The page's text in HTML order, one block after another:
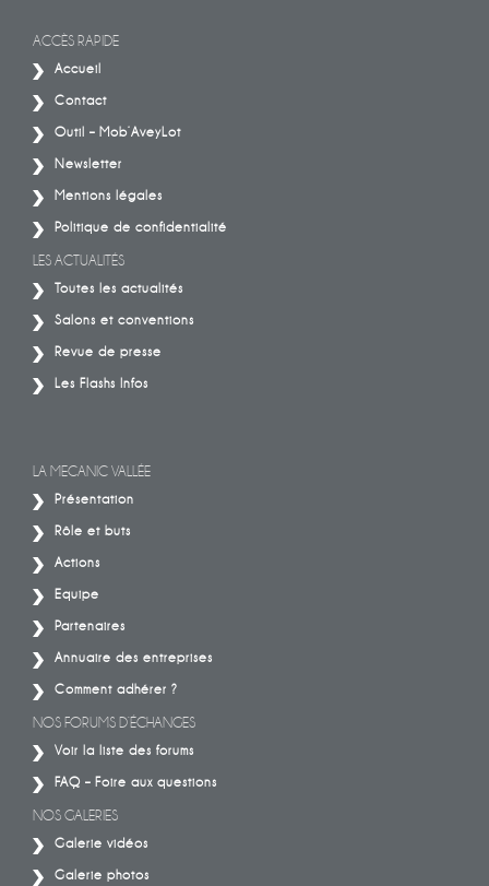
ACCÈS RAPIDE
Accueil
Contact
Outil – Mob’AveyLot
Newsletter
Mentions légales
Politique de confidentialité
LES ACTUALITÉS
Toutes les actualités
Salons et conventions
Revue de presse
Les Flashs Infos
LA MECANIC VALLÉE
Présentation
Rôle et buts
Actions
Equipe
Partenaires
Annuaire des entreprises
Comment adhérer ?
NOS FORUMS D’ÉCHANGES
Voir la liste des forums
FAQ – Foire aux questions
NOS GALERIES
Galerie vidéos
Galerie photos